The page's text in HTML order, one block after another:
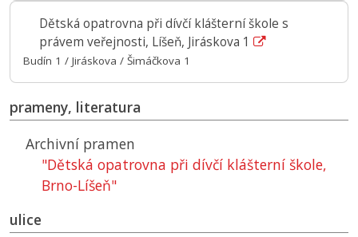
Dětská opatrovna při dívčí klášterní škole s
právem veřejnosti, Líšeň, Jiráskova 1
Budín 1 / Jiráskova / Šimáčkova 1
prameny, literatura
Archivní pramen
"Dětská opatrovna při dívčí klášterní škole,
Brno-Líšeň"
ulice